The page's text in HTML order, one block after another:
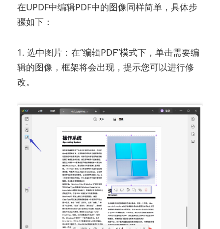
在UPDF中编辑PDF中的图像同样简单，具体步
骤如下：
1. 选中图片：在“编辑PDF”模式下，单击需要编
辑的图像，框架将会出现，提示您可以进行修
改。